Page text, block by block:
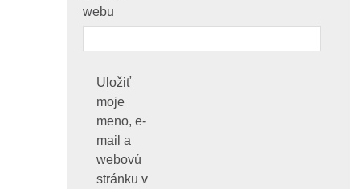
webu
Uložiť
moje
meno, e-
mail a
webovú
stránku v